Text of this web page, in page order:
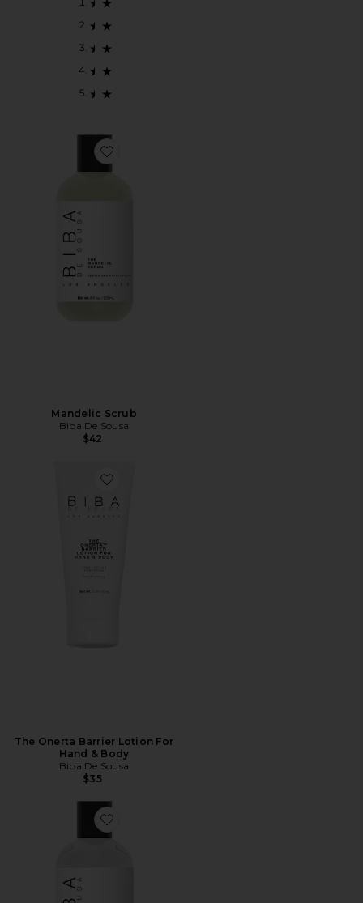
Favorite Mandelic Scrub
Mandelic Scrub
Biba De Sousa
$42
Favorite The Onerta Barrier Lotion For Hand & Body
The Onerta Barrier Lotion For
Hand & Body
Biba De Sousa
$35
Favorite Glycolic Lactic Toner